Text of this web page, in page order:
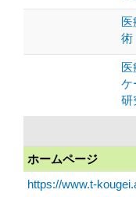
医
術
医
ケ
研
ホームページ
https://www.t-